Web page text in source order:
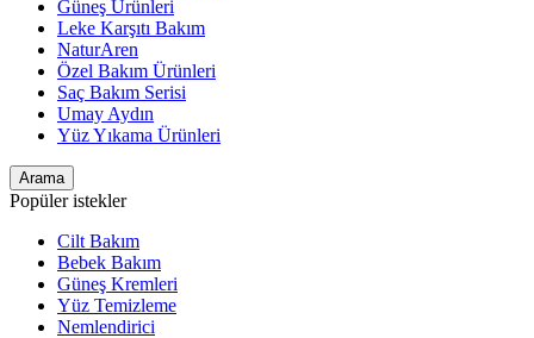
Güneş Ürünleri
Leke Karşıtı Bakım
NaturAren
Özel Bakım Ürünleri
Saç Bakım Serisi
Umay Aydın
Yüz Yıkama Ürünleri
Arama
Popüler istekler
Cilt Bakım
Bebek Bakım
Güneş Kremleri
Yüz Temizleme
Nemlendirici